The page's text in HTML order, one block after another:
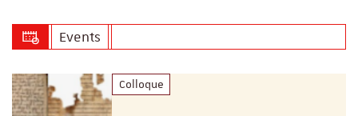
Events
Colloque